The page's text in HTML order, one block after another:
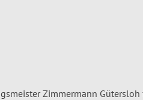
Zimmermann